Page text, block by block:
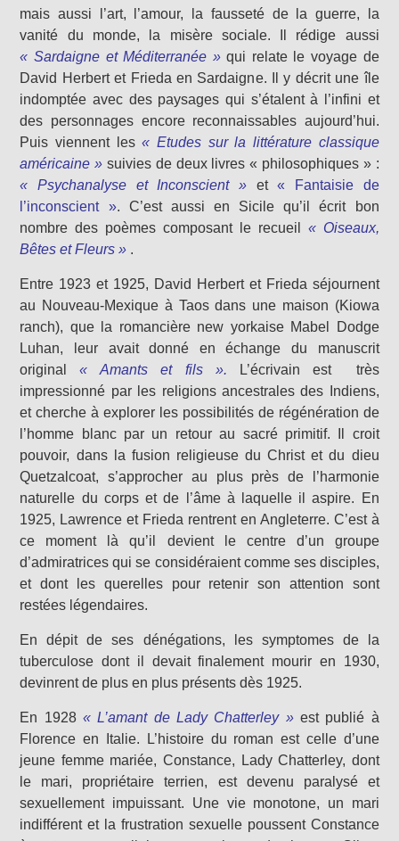
mais aussi l’art, l’amour, la fausseté de la guerre, la
vanité du monde, la misère sociale. Il rédige aussi
« Sardaigne et Méditerranée »qui relate le voyage de
David Herbert et Frieda en Sardaigne. Il y décrit une île
indomptée avec des paysages qui s’étalent à l’infini et
des personnages encore reconnaissables aujourd’hui.
Puis viennent les« Etudes sur la littérature classique
américaine » suivies de deux livres « philosophiques » :
« Psychanalyse et Inconscient » et« Fantaisie de
l’inconscient ». C’est aussi en Sicile qu’il écrit bon
nombre des poèmes composant le recueil « Oiseaux,
Bêtes et Fleurs » .
Entre 1923 et 1925, David Herbert et Frieda séjournent
au Nouveau-Mexique à Taos dans une maison (Kiowa
ranch), que la romancière new yorkaise Mabel Dodge
Luhan, leur avait donné en échange du manuscrit
original« Amants et fils ». L’écrivain est très
impressionné par les religions ancestrales des Indiens,
et cherche à explorer les possibilités de régénération de
l’homme blanc par un retour au sacré primitif. Il croit
pouvoir, dans la fusion religieuse du Christ et du dieu
Quetzalcoat, s’approcher au plus près de l’harmonie
naturelle du corps et de l’âme à laquelle il aspire. En
1925, Lawrence et Frieda rentrent en Angleterre. C’est à
ce moment là qu’il devient le centre d’un groupe
d’admiratrices qui se considéraient comme ses disciples,
et dont les querelles pour retenir son attention sont
restées légendaires.
En dépit de ses dénégations, les symptomes de la
tuberculose dont il devait finalement mourir en 1930,
devinrent de plus en plus présents dès 1925.
En 1928« L’amant de Lady Chatterley »est publié à
Florence en Italie. L’histoire du roman est celle d’une
jeune femme mariée, Constance, Lady Chatterley, dont
le mari, propriétaire terrien, est devenu paralysé et
sexuellement impuissant. Une vie monotone, un mari
indifférent et la frustration sexuelle poussent Constance